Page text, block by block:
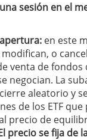
sesión en el
en este
o
venta de fondos
negocian. La
aleatorio y
de los ETF
precio de
precio se fija de